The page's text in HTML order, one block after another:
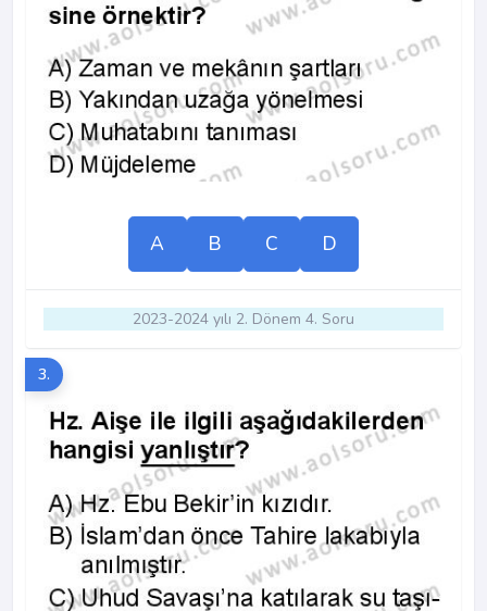
A B C D
2023-2024 yılı 2. Dönem 4. Soru
3.